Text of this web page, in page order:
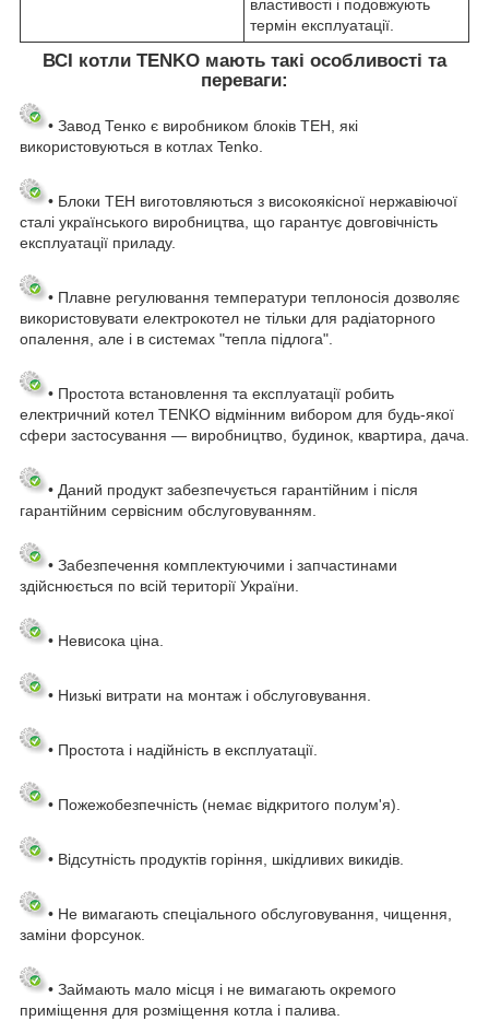
властивості і подовжують
термін експлуатації.
ВСІ котли TENKO мають такі особливості та
переваги:
• Завод Тенко є виробником блоків ТЕН, які
використовуються в котлах Tenko.
• Блоки ТЕН виготовляються з високоякісної нержавіючої
сталі українського виробництва, що гарантує довговічність
експлуатації приладу.
• Плавне регулювання температури теплоносія дозволяє
використовувати електрокотел не тільки для радіаторного
опалення, але і в системах "тепла підлога".
• Простота встановлення та експлуатації робить
електричний котел TENKO відмінним вибором для будь-якої
сфери застосування — виробництво, будинок, квартира, дача.
• Даний продукт забезпечується гарантійним і після
гарантійним сервісним обслуговуванням.
• Забезпечення комплектуючими і запчастинами
здійснюється по всій території України.
• Невисока ціна.
• Низькі витрати на монтаж і обслуговування.
• Простота і надійність в експлуатації.
• Пожежобезпечність (немає відкритого полум'я).
• Відсутність продуктів горіння, шкідливих викидів.
• Не вимагають спеціального обслуговування, чищення,
заміни форсунок.
• Займають мало місця і не вимагають окремого
приміщення для розміщення котла і палива.